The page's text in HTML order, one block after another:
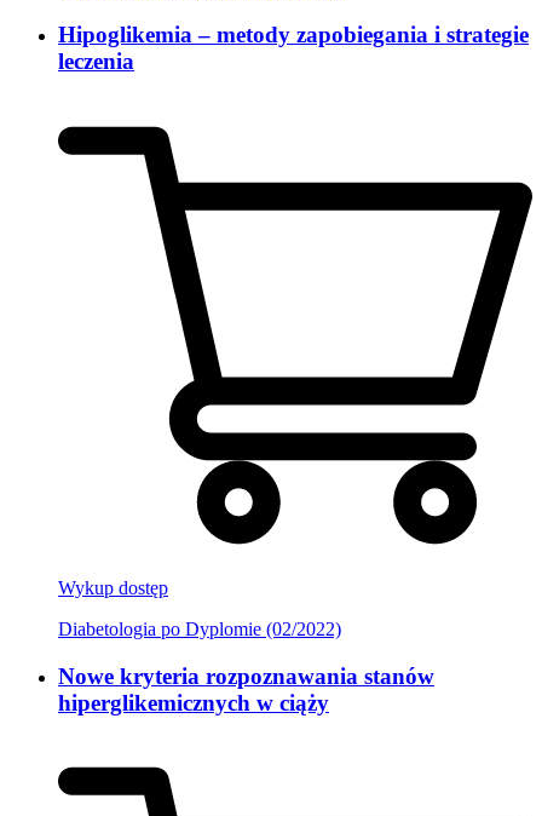
Hipoglikemia – metody zapobiegania i strategie
leczenia
Wykup dostęp
Diabetologia po Dyplomie (02/2022)
Nowe kryteria rozpoznawania stanów
hiperglikemicznych w ciąży